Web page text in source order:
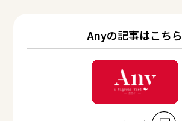
Anyの記事はこちら